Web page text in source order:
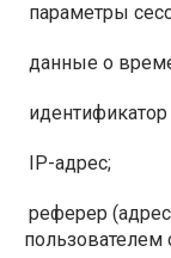
параметры
данные о
IP-адрес;
реферер
пользователем